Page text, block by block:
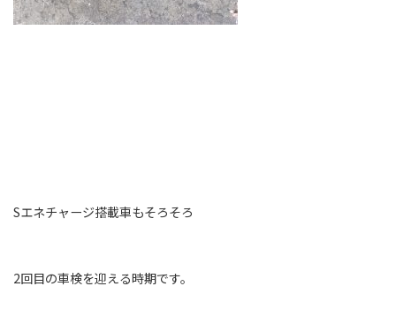
Sエネチャージ搭載車もそろそろ
2回目の車検を迎える時期です。